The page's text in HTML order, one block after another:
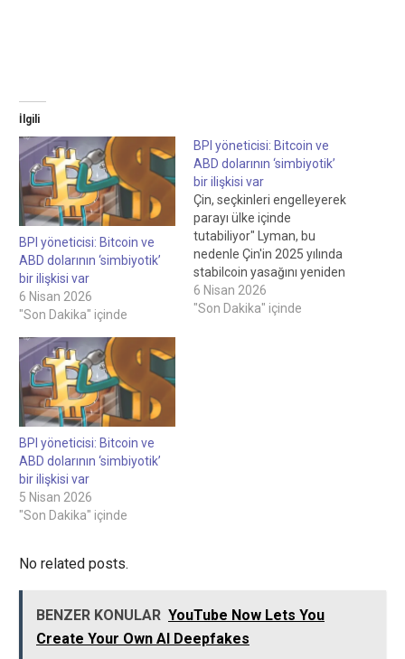
İlgili
BPI yöneticisi: Bitcoin ve
ABD dolarının ‘simbiyotik’
bir ilişkisi var
6 Nisan 2026
"Son Dakika" içinde
BPI yöneticisi: Bitcoin ve
ABD dolarının ‘simbiyotik’
bir ilişkisi var
Çin, seçkinleri engelleyerek
parayı ülke içinde
tutabiliyor" Lyman, bu
nedenle Çin'in 2025 yılında
stabilcoin yasağını yeniden
onayladığını ve bunun
yerine sermaye akışlarını
6 Nisan 2026
"Son Dakika" içinde
BPI yöneticisi: Bitcoin ve
ABD dolarının ‘simbiyotik’
bir ilişkisi var
5 Nisan 2026
"Son Dakika" içinde
No related posts.
BENZER KONULAR YouTube Now Lets You
Create Your Own AI Deepfakes